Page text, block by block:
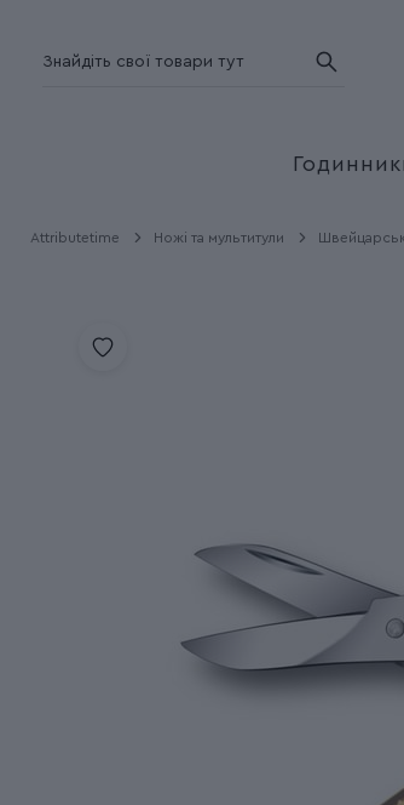
Attributetime Ножі та мультитули